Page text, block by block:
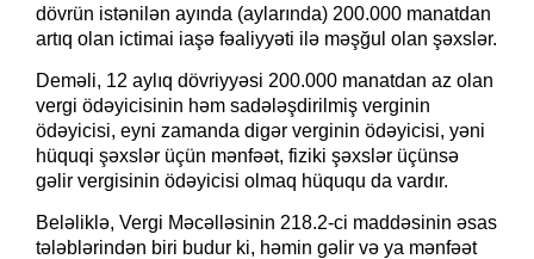
dövrün istənilən ayında (aylarında) 200.000 manatdan
artıq olan ictimai iaşə fəaliyyəti ilə məşğul olan şəxslər.
Deməli, 12 aylıq dövriyyəsi 200.000 manatdan az olan
vergi ödəyicisinin həm sadələşdirilmiş verginin
ödəyicisi, eyni zamanda digər verginin ödəyicisi, yəni
hüquqi şəxslər üçün mənfəət, fiziki şəxslər üçünsə
gəlir vergisinin ödəyicisi olmaq hüququ da vardır.
Beləliklə, Vergi Məcəlləsinin 218.2-ci maddəsinin əsas
tələblərindən biri budur ki, həmin gəlir və ya mənfəət